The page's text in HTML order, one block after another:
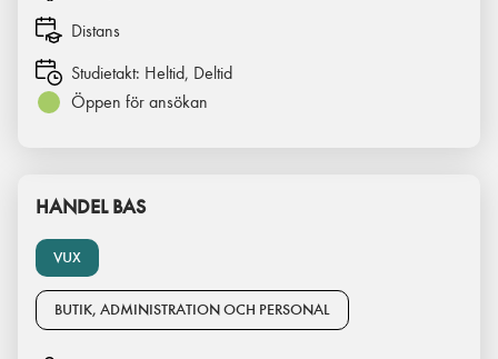
Distans
Studietakt: Heltid, Deltid
Öppen för ansökan
VUX
HANDEL BAS
BUTIK, ADMINISTRATION OCH PERSONAL